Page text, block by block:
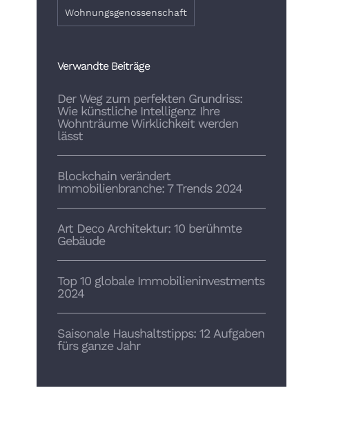
Wohnungsgenossenschaft
Verwandte Beiträge
Der Weg zum perfekten Grundriss:
Wie künstliche Intelligenz Ihre
Wohnträume Wirklichkeit werden
lässt
Blockchain verändert
Immobilienbranche: 7 Trends 2024
Art Deco Architektur: 10 berühmte
Gebäude
Top 10 globale Immobilieninvestments
2024
Saisonale Haushaltstipps: 12 Aufgaben
fürs ganze Jahr